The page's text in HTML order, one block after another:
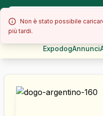
Non è stato possibile
più tardi.
ExpodogAnnunci